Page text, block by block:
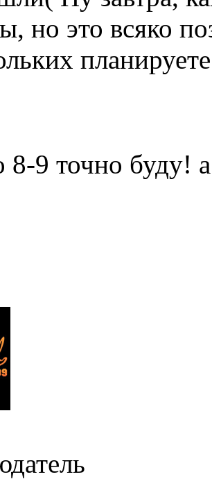
но это всяко
8-9 точно буду!